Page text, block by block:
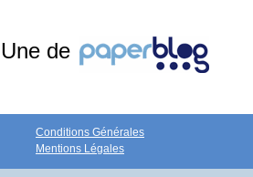
de
Conditions Générales
Mentions Légales